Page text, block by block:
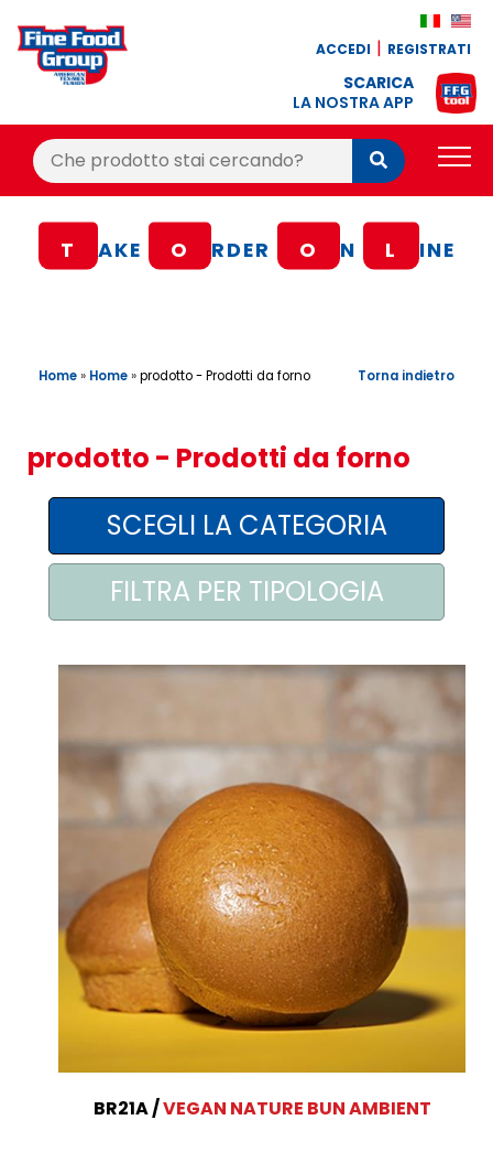
ACCEDI REGISTRATI
SCARICA
LA NOSTRA APP
Cerca:
Cerca
BLOG
CONTATTI
AREA AGENTI
T AKE O RDER O N L INE
Home» Home»prodotto - Prodotti da forno Torna indietro
prodotto - Prodotti da forno
BR21A VEGAN NATURE BUN AMBIENT